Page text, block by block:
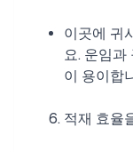
이곳에 귀
요. 운임
이 용이합
적재 효율